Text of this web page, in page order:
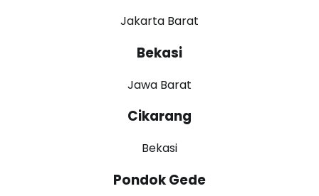
Jakarta Barat
Bekasi
Jawa Barat
Cikarang
Bekasi
Pondok Gede